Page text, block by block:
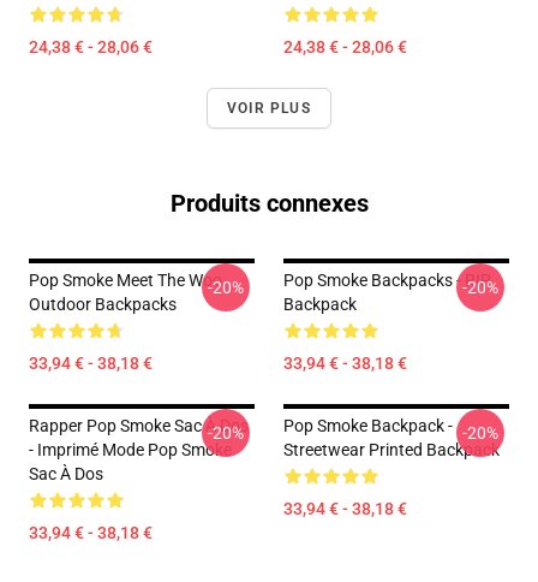
24,38 € - 28,06 € 24,38 € - 28,06 €
VOIR PLUS
Produits connexes
Pop Smoke Meet The Woo
Outdoor Backpacks
33,94 € - 38,18 €
-20%
Pop Smoke Backpacks - RIP
Backpack
33,94 € - 38,18 €
-20%
Rapper Pop Smoke Sac À Dos
- Imprimé Mode Pop Smoke
Sac À Dos
33,94 € - 38,18 €
-20%
Pop Smoke Backpack -
Streetwear Printed Backpack
33,94 € - 38,18 €
-20%